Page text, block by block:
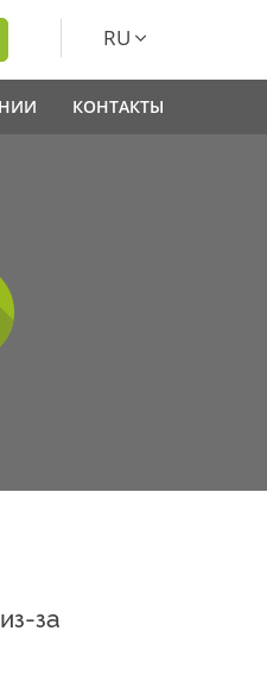
RU
КОНТАКТЫ
за